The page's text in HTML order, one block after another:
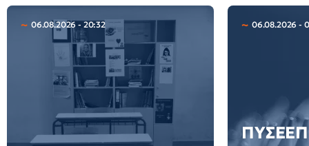
06.08.2026 - 20:32 06.08.2026 -
ΠΥΣΕΕΠ